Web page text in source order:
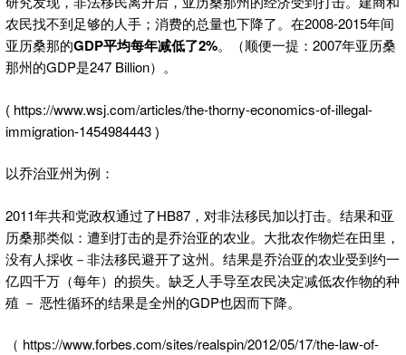
农民找不到足够的人手；消费的总量也下降了。在2008-2015年间
亚历桑那的GDP平均每年减低了2%。（顺便一提：2007年亚历桑
那州的GDP是247 Billion）。
( https://www.wsj.com/articles/the-thorny-economics-of-illegal-
immigration-1454984443 )
以乔治亚州为例：
2011年共和党政权通过了HB87，对非法移民加以打击。结果和亚
历桑那类似：遭到打击的是乔治亚的农业。大批农作物烂在田里，
没有人採收－非法移民避开了这州。结果是乔治亚的农业受到约一
亿四千万（每年）的损失。缺乏人手导至农民决定减低农作物的种
殖 － 恶性循环的结果是全州的GDP也因而下降。
（ https://www.forbes.com/sites/realspin/2012/05/17/the-law-of-